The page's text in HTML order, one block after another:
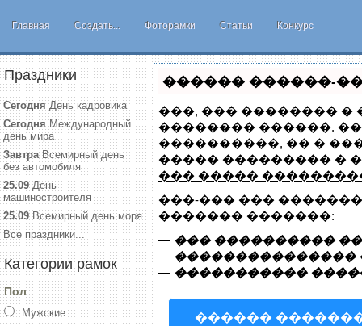
Главная Создать... Фоторамки Статьи Конкурс
Праздники
Сегодня День кадровика
Сегодня Международный
день мира
ЗавтраВсемирный день
без автомобиля
25.09День
машиностроителя
25.09Всемирный день моря
Все праздники...
Категории рамок
Пол
Мужские
������ ������-
���, ��� �������� �
�������� ������.
����������, �� �
����� ��������� �
��� �����
���-��� ���
������� �������:
— ��� ����������
— ���������������
— �����������
������